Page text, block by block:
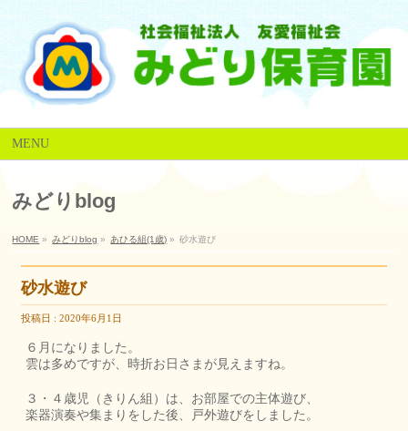
MENU
みどりblog
HOME » みどりblog » あひる組(1歳) » 砂水遊び
砂水遊び
投稿日 : 2020年6月1日
６月になりました。
雲は多めですが、時折お日さまが見えますね。
３・４歳児（きりん組）は、お部屋での主体遊び、
楽器演奏や集まりをした後、戸外遊びをしました。